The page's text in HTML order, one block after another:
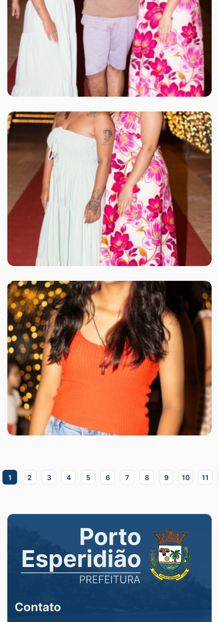
1 2 3 4 5 6 7 8 9 10 11
Contato